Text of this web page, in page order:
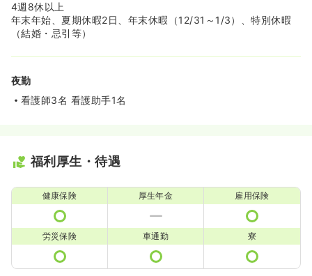
4週8休以上
年末年始、夏期休暇2日、年末休暇（12/31～1/3）、特別休暇
（結婚・忌引等）
夜勤
看護師3名 看護助手1名
福利厚生・待遇
健康保険 厚生年金 雇用保険
労災保険 車通勤 寮